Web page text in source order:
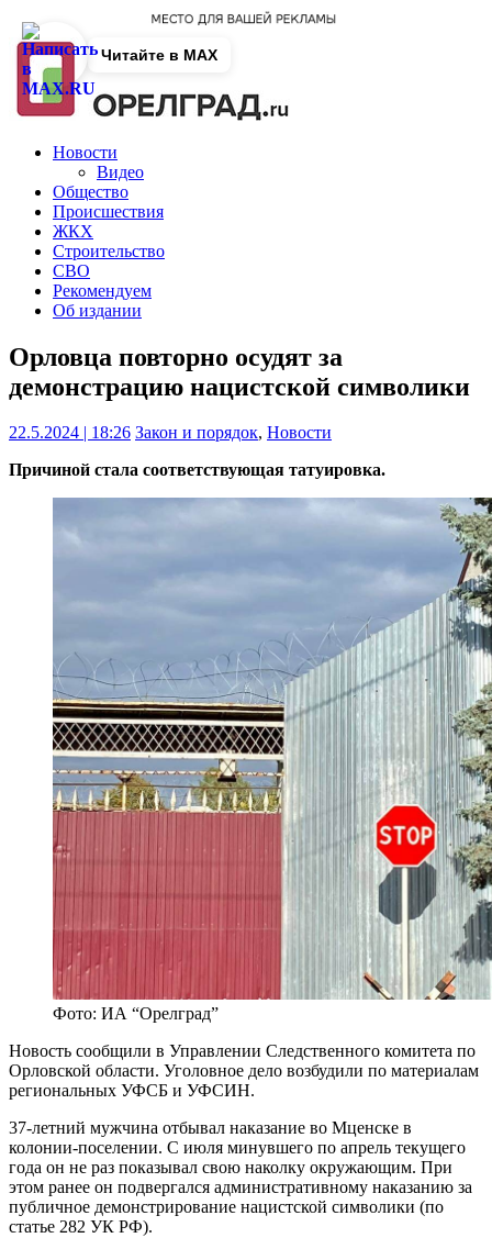
Новости
Видео
Общество
Происшествия
ЖКХ
Строительство
СВО
Рекомендуем
Об издании
Орловца повторно осудят за
демонстрацию нацистской символики
22.5.2024 | 18:26 Закон и порядок, Новости
Причиной стала соответствующая татуировка.
Фото: ИА “Орелград”
Новость сообщили в Управлении Следственного комитета по
Орловской области. Уголовное дело возбудили по материалам
региональных УФСБ и УФСИН.
37-летний мужчина отбывал наказание во Мценске в
колонии-поселении. С июля минувшего по апрель текущего
года он не раз показывал свою наколку окружающим. При
этом ранее он подвергался административному наказанию за
публичное демонстрирование нацистской символики (по
статье 282 УК РФ).
Читайте в MAX